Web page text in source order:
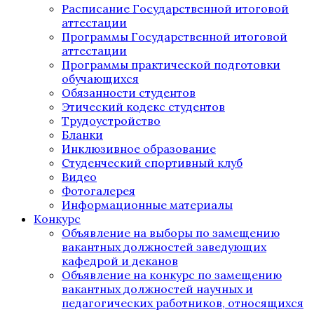
Расписание Государственной итоговой
аттестации
Программы Государственной итоговой
аттестации
Программы практической подготовки
обучающихся
Обязанности студентов
Этический кодекс студентов
Трудоустройство
Бланки
Инклюзивное образование
Студенческий спортивный клуб
Видео
Фотогалерея
Информационные материалы
Конкурс
Объявление на выборы по замещению
вакантных должностей заведующих
кафедрой и деканов
Объявление на конкурс по замещению
вакантных должностей научных и
педагогических работников, относящихся